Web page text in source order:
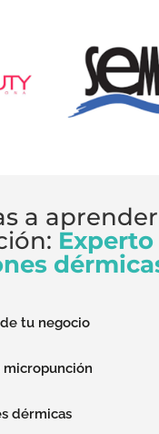
a
Experto
tu negocio
micropunción
dérmicas